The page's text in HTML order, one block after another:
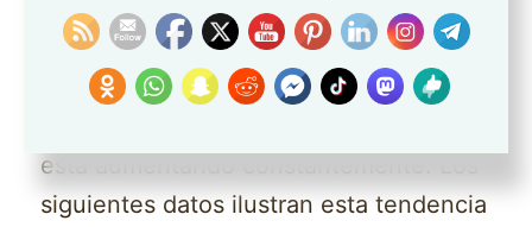
No solo en Alemania, sino en todo el
mundo, la proporción de energía eólica
está aumentando constantemente. Los
siguientes datos ilustran esta tendencia